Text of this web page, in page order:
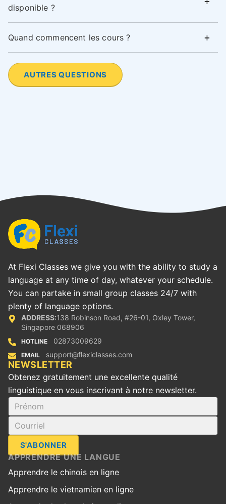
disponible ?
Quand commencent les cours ?
AUTRES QUESTIONS
At Flexi Classes we give you with the ability to study a
language at any time of day, whatever your schedule.
You can partake in small group classes 24/7 with
plenty of language options.
ADDRESS:138 Robinson Road, #26-01, Oxley Tower,
Singapore 068906
HOTLINE 02873009629
EMAIL support@flexiclasses.com
‪NEWSLETTER
Obtenez gratuitement une excellente qualité
linguistique en vous inscrivant à notre newsletter.
S'ABONNER
APPRENDRE UNE LANGUE
Apprendre le chinois en ligne
Apprendre le vietnamien en ligne